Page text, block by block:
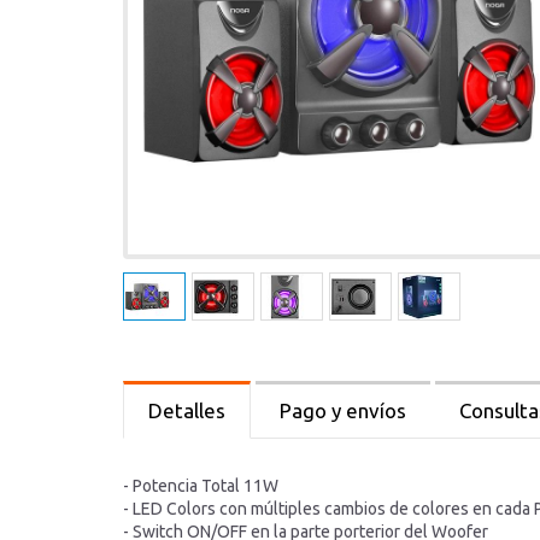
Detalles Pago y envíos
- Potencia Total 11W
- LED Colors con múltiples cambios de colores en cada
- Switch ON/OFF en la parte porterior del Woofer